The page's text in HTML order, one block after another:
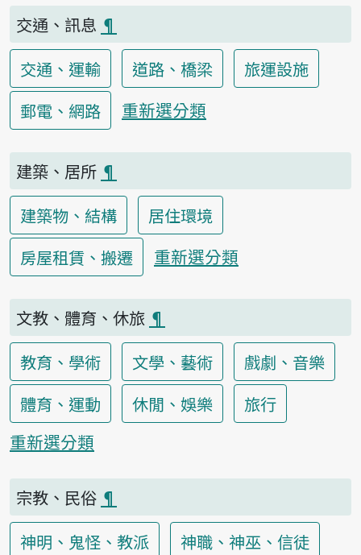
交通、訊息 ¶
交通、運輸
道路、橋梁
旅運設施
郵電、網路
重新選分類
建築、居所 ¶
建築物、結構
居住環境
房屋租賃、搬遷
重新選分類
文教、體育、休旅 ¶
教育、學術
文學、藝術
戲劇、音樂
體育、運動
休閒、娛樂
旅行
重新選分類
宗教、民俗 ¶
神明、鬼怪、教派
神職、神巫、信徒